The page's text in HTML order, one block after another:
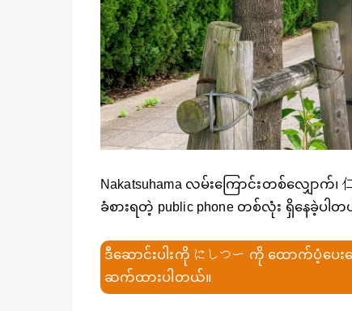
Nakatsuhama လမ်းကြောင်းတစ်လျှော
ခံစားရတဲ့ public phone တစ်လုံး ရှိနေခဲ့ပါ
ဒီဆောင်းပါးကို にしつー ကို ထောက်ပံ့ပ
ဆက်ထားပါတယ်။